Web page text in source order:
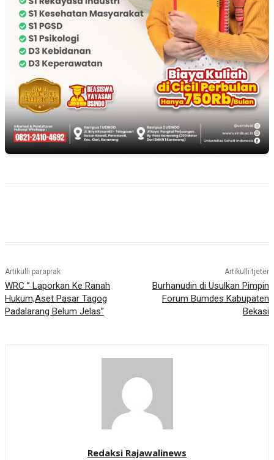
Artikulli paraprak
WRC ” Laporkan Ke Ranah
Hukum,Aset Pasar Tagog
Padalarang Belum Jelas”
Artikulli tjetër
Burhanudin di Usulkan Pimpin
Forum Bumdes Kabupaten
Bekasi
Redaksi Rajawalinews